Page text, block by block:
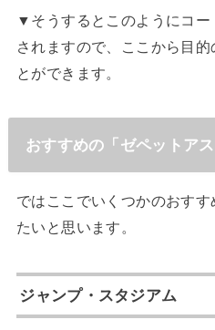
▼そうするとこのようにコ
されますので、ここから目
とができます。
おすすめの「ゼペットアス
ではここでいくつかのおす
たいと思います。
ジャンプ・スタジアム